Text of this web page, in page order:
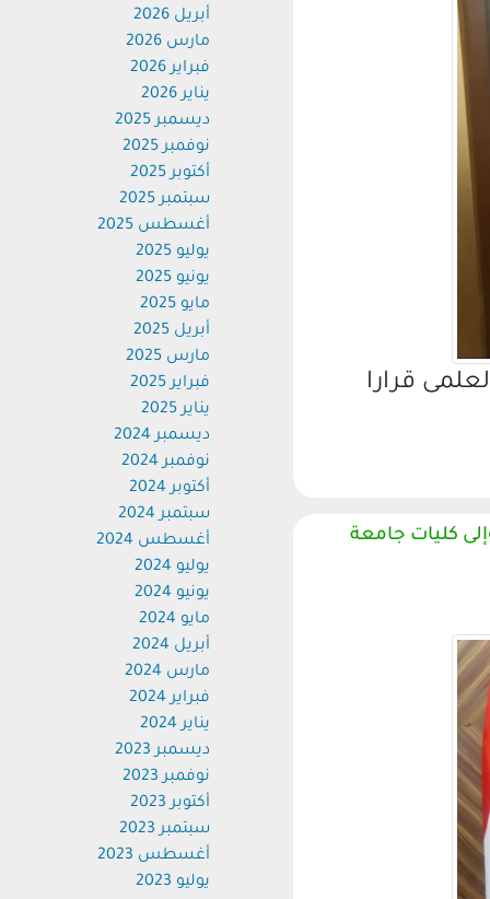
قرارا
كليات جامعة
أبريل 2026
مارس 2026
فبراير 2026
يناير 2026
ديسمبر 2025
نوفمبر 2025
أكتوبر 2025
سبتمبر 2025
أغسطس 2025
يوليو 2025
يونيو 2025
مايو 2025
أبريل 2025
مارس 2025
فبراير 2025
يناير 2025
ديسمبر 2024
نوفمبر 2024
أكتوبر 2024
سبتمبر 2024
أغسطس 2024
يوليو 2024
يونيو 2024
مايو 2024
أبريل 2024
مارس 2024
فبراير 2024
يناير 2024
ديسمبر 2023
نوفمبر 2023
أكتوبر 2023
سبتمبر 2023
أغسطس 2023
يوليو 2023